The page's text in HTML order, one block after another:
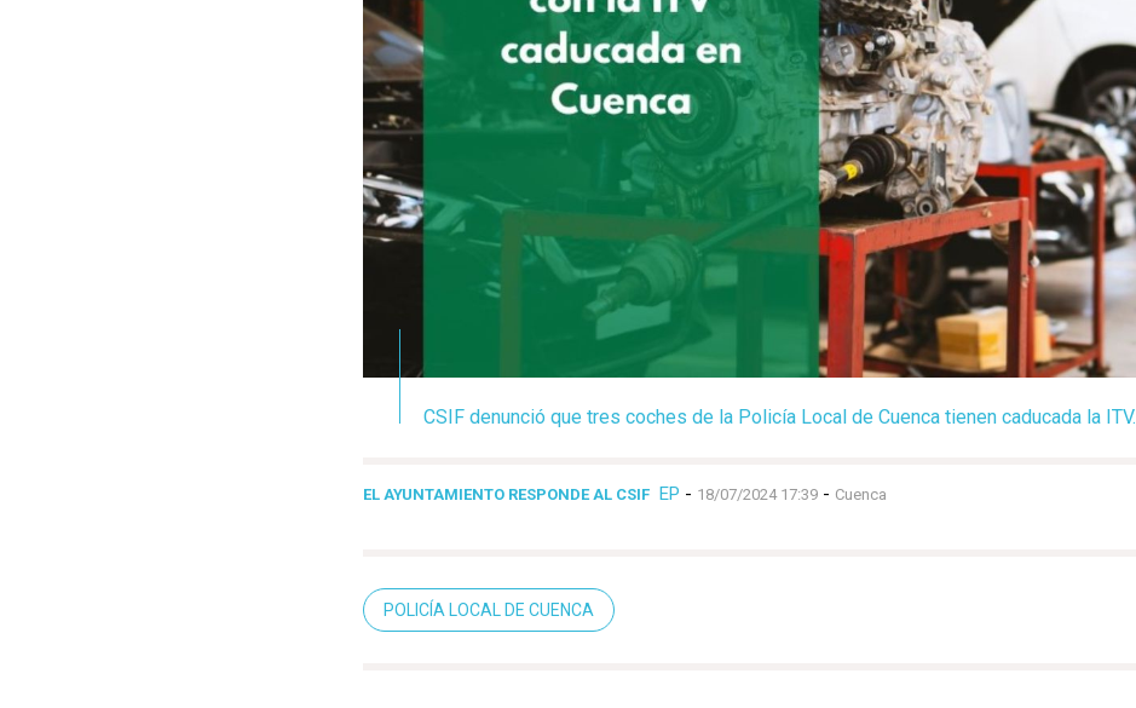
CSIF denunció que tres coches de la Policía Local de Cuenca tienen caducada la ITV.
EL AYUNTAMIENTO RESPONDE AL CSIF EP - 18/07/2024 17:39 - Cuenca
POLICÍA LOCAL DE CUENCA